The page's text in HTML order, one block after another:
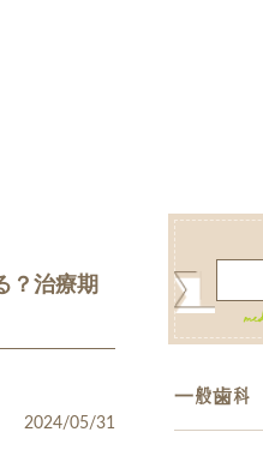
？治療期
2024/05/31
一般歯科